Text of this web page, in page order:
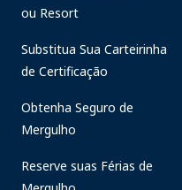
ou Resort
Substitua Sua Carteirinha
de Certificação
Obtenha Seguro de
Mergulho
Reserve suas Férias de